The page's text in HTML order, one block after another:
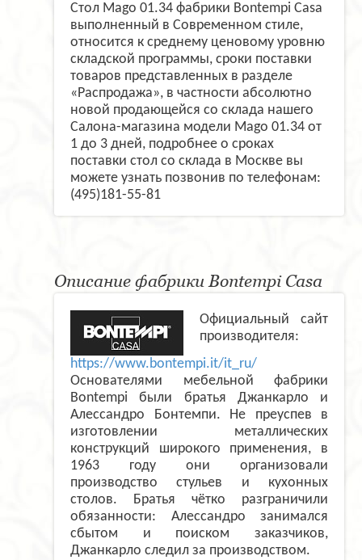
Стол Mago 01.34 фабрики Bontempi Casa
выполненный в Современном стиле,
относится к среднему ценовому уровню
складской программы, сроки поставки
товаров представленных в разделе
«Распродажа», в частности абсолютно
новой продающейся со склада нашего
Салона-магазина модели Mago 01.34 от
1 до 3 дней, подробнее о сроках
поставки стол со склада в Москве вы
можете узнать позвонив по телефонам:
(495)181-55-81
Описание фабрики Bontempi Casa
Официальный сайт
производителя:
https://www.bontempi.it/it_ru/
Основателями мебельной фабрики
Bontempi были братья Джанкарло и
Алессандро Бонтемпи. Не преуспев в
изготовлении металлических
конструкций широкого применения, в
1963 году они организовали
производство стульев и кухонных
столов. Братья чётко разграничили
обязанности: Алессандро занимался
сбытом и поиском заказчиков,
Джанкарло следил за производством.